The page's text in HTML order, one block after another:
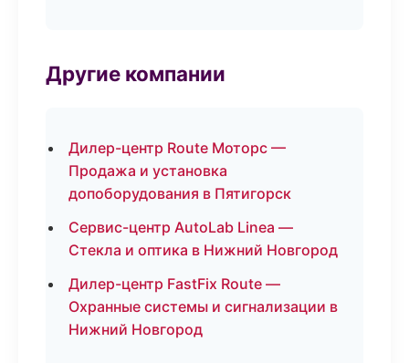
Другие компании
Дилер-центр Route Моторс —
Продажа и установка
допоборудования в Пятигорск
Сервис-центр AutoLab Linea —
Стекла и оптика в Нижний Новгород
Дилер-центр FastFix Route —
Охранные системы и сигнализации в
Нижний Новгород